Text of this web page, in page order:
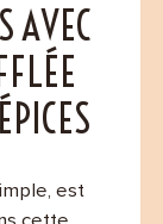
AVEC
est